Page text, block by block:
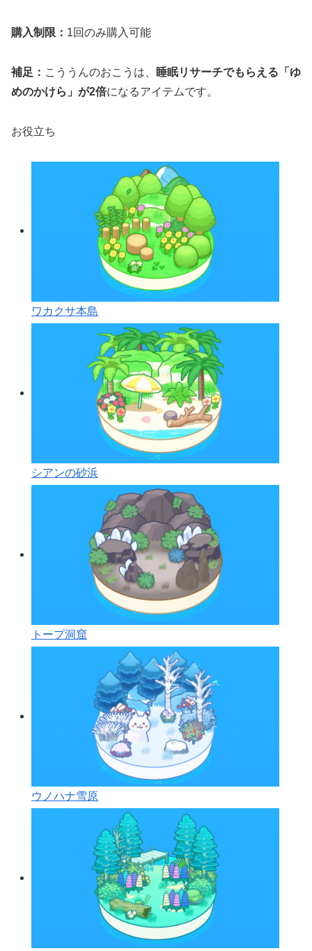
購入制限： 1回のみ購入可能
補足： こううんのおこうは、
睡眠リサーチでもらえる「ゆ
めのかけら」が2倍になるアイテムです。
お役立ち
ワカクサ本島
シアンの砂浜
トープ洞窟
ウノハナ雪原